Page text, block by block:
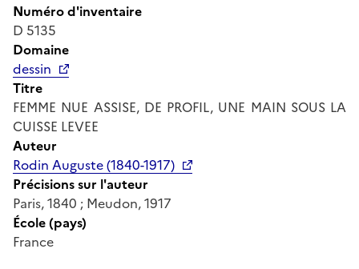
Numéro d'inventaire
D 5135
Domaine
dessin
Titre
FEMME NUE ASSISE, DE PROFIL, UNE MAIN SOUS LA
CUISSE LEVEE
Auteur
Rodin Auguste (1840-1917)
Précisions sur l'auteur
Paris, 1840 ; Meudon, 1917
École (pays)
France